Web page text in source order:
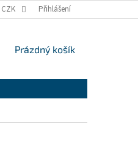
CZK Přihlášení
NÁKUPNÍ
Prázdný košík